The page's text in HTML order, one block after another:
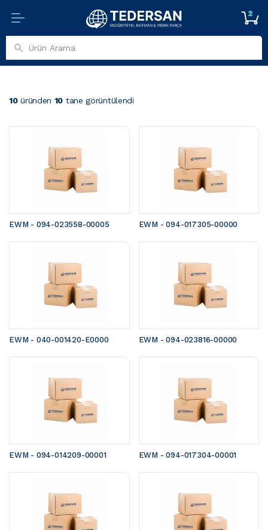
2
10üründen 10 tane görüntülendi
EWM - 094-023558-00005 EWM - 094-017305-00000
EWM - 040-001420-E0000 EWM - 094-023816-00000
EWM - 094-014209-00001 EWM - 094-017304-00001